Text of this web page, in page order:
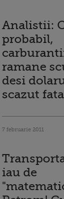
Analistii:
probabil,
ramane
desi
scazut
7 februarie 2011
iau de